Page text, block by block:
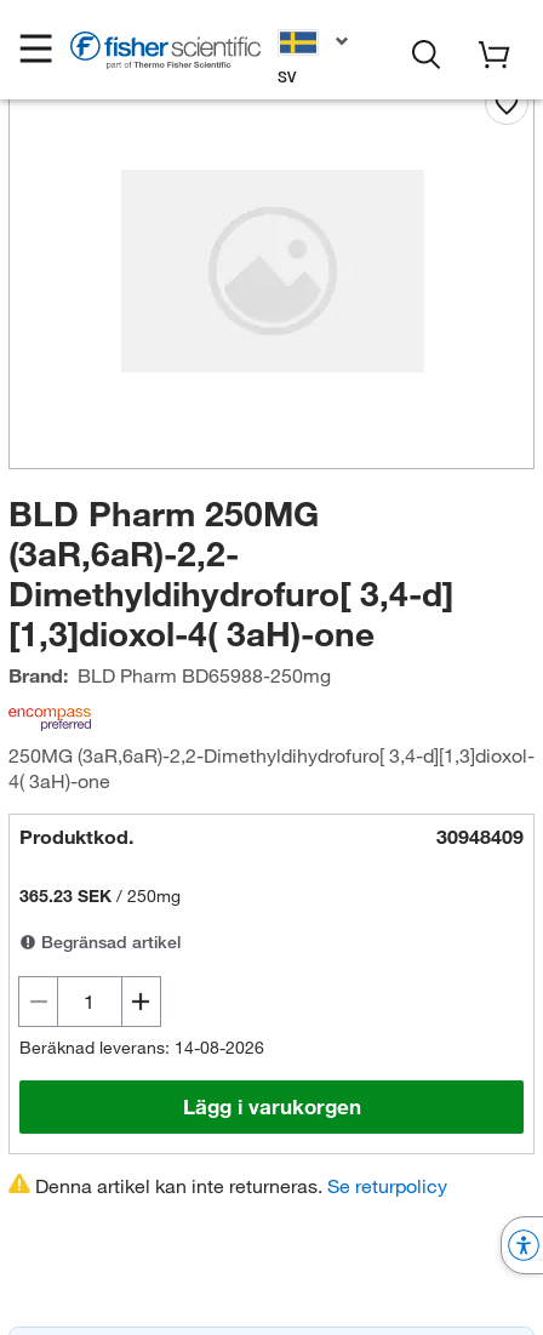
SV
BLD Pharm 250MG
(3aR,6aR)-2,2-
Dimethyldihydrofuro[ 3,4-d]
[1,3]dioxol-4( 3aH)-one
Brand: BLD Pharm BD65988-250mg
250MG (3aR,6aR)-2,2-Dimethyldihydrofuro[ 3,4-d][1,3]dioxol-
4( 3aH)-one
Produktkod. 30948409
365.23 SEK/ 250mg
Begränsad artikel
Beräknad leverans: 14-08-2026
Lägg i varukorgen
Denna artikel kan inte returneras. Se returpolicy